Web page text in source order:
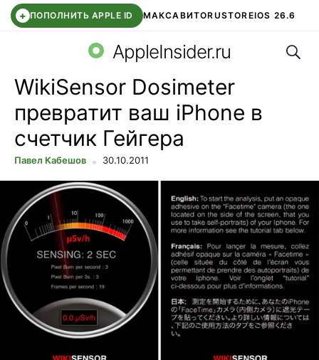
+ ПОПОЛНИТЬ APPLE ID МАКСАВИТОRUSTOREIOS 26.6
СБЕР КИДС ВТБ ОНЛАЙН ЧАТ В ROBLOX
AppleInsider.ru
WikiSensor Dosimeter
превратит ваш iPhone в
счетчик Гейгера
Павел Кабешов 30.10.2011